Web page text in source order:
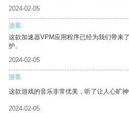
2024-02-05
游客
这款加速器VPM应用程序已经为我们带来
护。
2024-02-05
游客
这款游戏的音乐非常优美，听了让人心旷神
2024-02-05